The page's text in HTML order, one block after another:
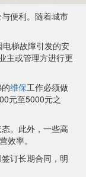
便利。随着城市
梯故障引发的安
主或管理方进行更
维保工作必须做
元至5000元之
。此外，一些高
效率。
订长期合同，明